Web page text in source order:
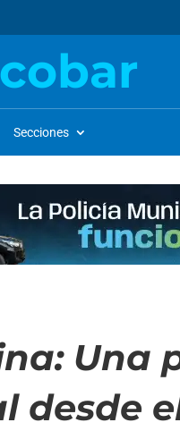
Secciones
Una
desde